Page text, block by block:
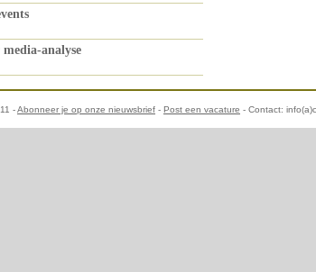
analyse
-Abonneer je op onze nieuwsbrief - Post een vacature - Contact: